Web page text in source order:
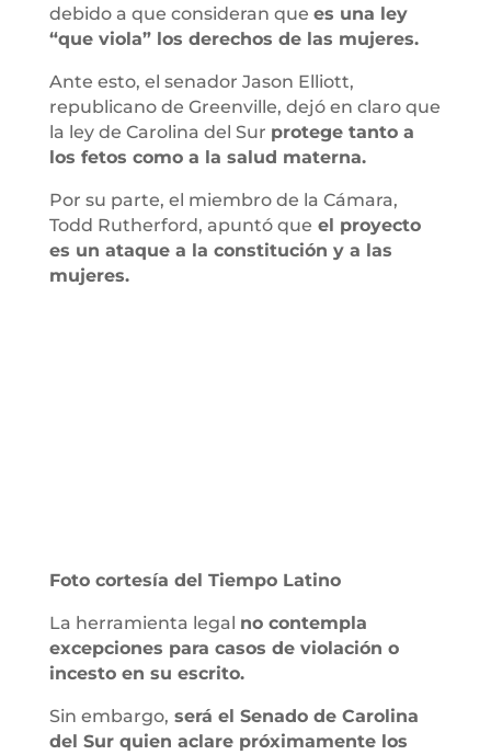
debido a que consideran que es una ley
“que viola” los derechos de las mujeres.
Ante esto, el senador Jason Elliott,
republicano de Greenville, dejó en claro que
la ley de Carolina del Sur protege tanto a
los fetos como a la salud materna.
Por su parte, el miembro de la Cámara,
Todd Rutherford, apuntó que el proyecto
es un ataque a la constitución y a las
mujeres.
Foto cortesía del Tiempo Latino
La herramienta legal no contempla
excepciones para casos de violación o
incesto en su escrito.
Sin embargo, será el Senado de Carolina
del Sur quien aclare próximamente los